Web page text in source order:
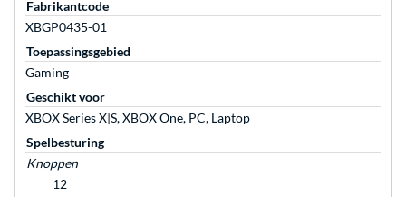
Fabrikantcode
XBGP0435-01
Toepassingsgebied
Gaming
Geschikt voor
XBOX Series X|S, XBOX One, PC, Laptop
Spelbesturing
Knoppen
12